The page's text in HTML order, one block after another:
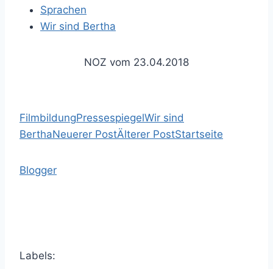
Sprachen
Wir sind Bertha
NOZ vom 23.04.2018
FilmbildungPressespiegelWir sind
BerthaNeuerer PostÄlterer PostStartseite
Blogger
Labels: